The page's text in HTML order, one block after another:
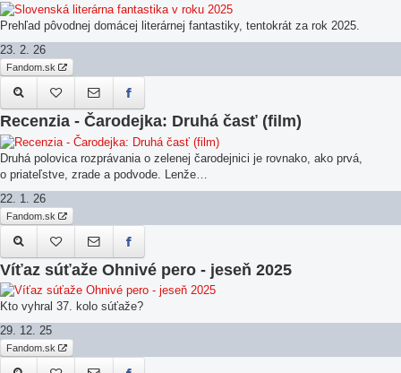
Prehľad pôvodnej domácej literárnej fantastiky, tentokrát za rok 2025.
23. 2. 26
Fandom.sk
Recenzia - Čarodejka: Druhá časť (film)
Druhá polovica rozprávania o zelenej čarodejnici je rovnako, ako prvá,
o priateľstve, zrade a podvode. Lenže…
22. 1. 26
Fandom.sk
Víťaz súťaže Ohnivé pero - jeseň 2025
Kto vyhral 37. kolo súťaže?
29. 12. 25
Fandom.sk